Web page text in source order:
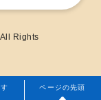
ページの先頭
Rights